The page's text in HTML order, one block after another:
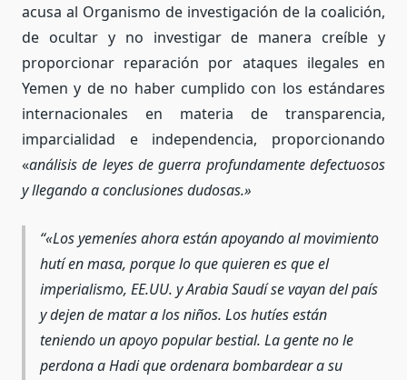
acusa al Organismo de investigación de la coalición,
de ocultar y no investigar de manera creíble y
proporcionar reparación por ataques ilegales en
Yemen y de no haber cumplido con los estándares
internacionales en materia de transparencia,
imparcialidad e independencia, proporcionando
«análisis de leyes de guerra profundamente defectuosos
y llegando a conclusiones dudosas.»
«Los yemeníes ahora están apoyando al movimiento
hutí en masa, porque lo que quieren es que el
imperialismo, EE.UU. y Arabia Saudí se vayan del país
y dejen de matar a los niños. Los hutíes están
teniendo un apoyo popular bestial. La gente no le
perdona a Hadi que ordenara bombardear a su